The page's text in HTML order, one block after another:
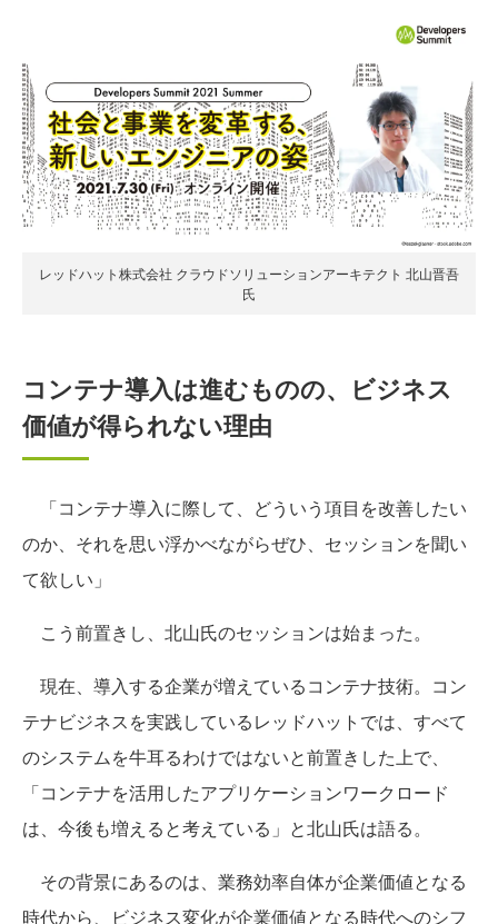
レッドハット株式会社 クラウドソリューションアーキテクト 北山晋吾
氏
コンテナ導入は進むものの、ビジネス
価値が得られない理由
「コンテナ導入に際して、どういう項目を改善したい
のか、それを思い浮かべながらぜひ、セッションを聞い
て欲しい」
こう前置きし、北山氏のセッションは始まった。
現在、導入する企業が増えているコンテナ技術。コン
テナビジネスを実践しているレッドハットでは、すべて
のシステムを牛耳るわけではないと前置きした上で、
「コンテナを活用したアプリケーションワークロード
は、今後も増えると考えている」と北山氏は語る。
その背景にあるのは、業務効率自体が企業価値となる
時代から、ビジネス変化が企業価値となる時代へのシフ